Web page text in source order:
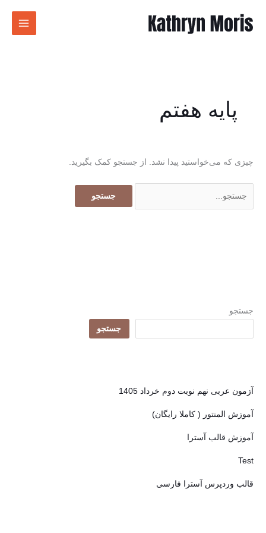
محتوا
پایه هفتم
چیزی که می‌خواستید پیدا نشد. از جستجو کمک بگیرید.
برای:
جستجو
جستجو
آزمون عربی نهم نوبت دوم خرداد 1405
آموزش المنتور ( کاملا رایگان)
آموزش قالب آسترا
Test
قالب وردپرس آسترا فارسی